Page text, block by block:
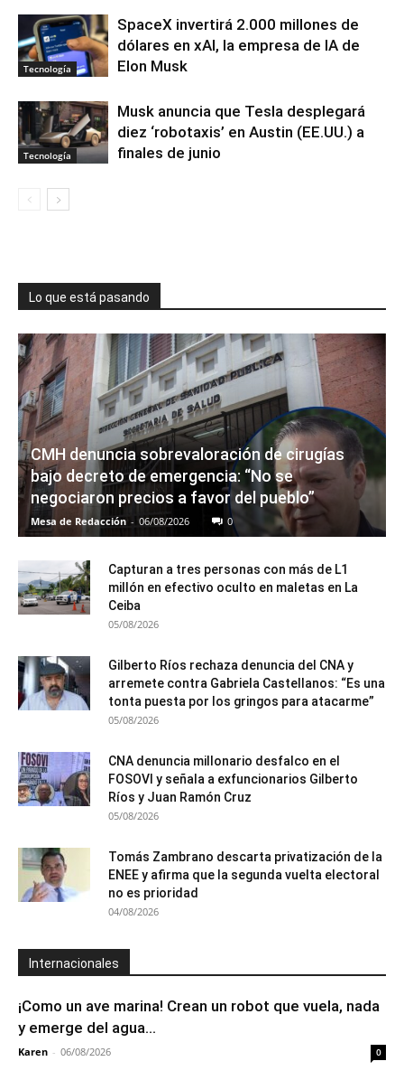
Tecnología
SpaceX invertirá 2.000 millones de
dólares en xAI, la empresa de IA de
Elon Musk
Tecnología
Musk anuncia que Tesla desplegará
diez ‘robotaxis’ en Austin (EE.UU.) a
finales de junio
Lo que está pasando
CMH denuncia sobrevaloración de cirugías
bajo decreto de emergencia: “No se
negociaron precios a favor del pueblo”
Mesa de Redacción - 06/08/2026 0
Capturan a tres personas con más de L1
millón en efectivo oculto en maletas en La
Ceiba
05/08/2026
Gilberto Ríos rechaza denuncia del CNA y
arremete contra Gabriela Castellanos: “Es una
tonta puesta por los gringos para atacarme”
05/08/2026
CNA denuncia millonario desfalco en el
FOSOVI y señala a exfuncionarios Gilberto
Ríos y Juan Ramón Cruz
05/08/2026
Tomás Zambrano descarta privatización de la
ENEE y afirma que la segunda vuelta electoral
no es prioridad
04/08/2026
Internacionales
¡Como un ave marina! Crean un robot que vuela, nada
y emerge del agua...
Karen - 06/08/2026 0